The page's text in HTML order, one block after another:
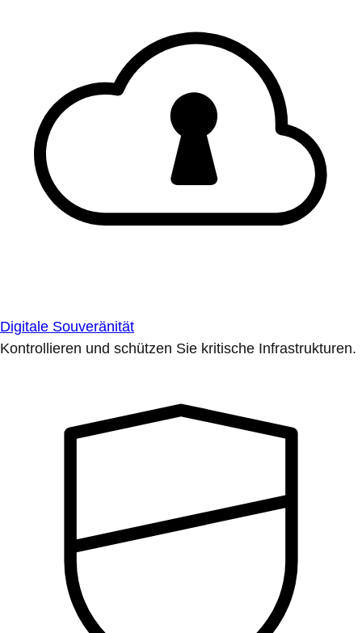
Digitale Souveränität
Kontrollieren und schützen Sie kritische Infrastrukturen.